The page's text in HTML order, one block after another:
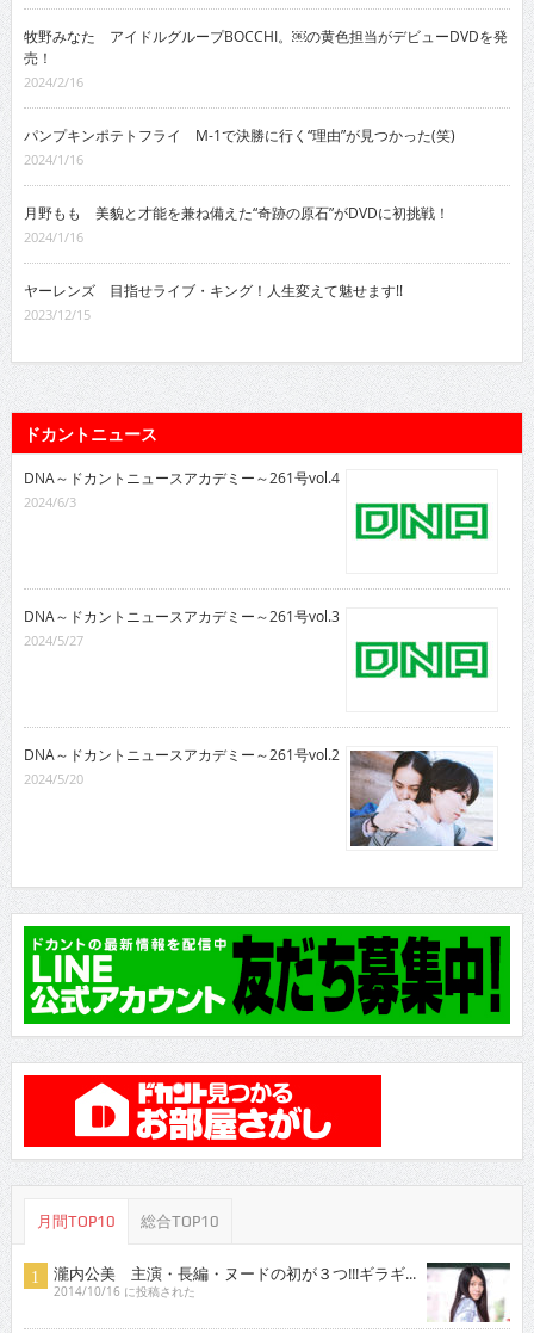
牧野みなた アイドルグループBOCCHI。￼の黄色担当がデビューDVDを発
売！
2024/2/16
パンプキンポテトフライ M-1で決勝に行く“理由”が見つかった(笑)
2024/1/16
月野もも 美貌と才能を兼ね備えた“奇跡の原石”がDVDに初挑戦！
2024/1/16
ヤーレンズ 目指せライブ・キング！人生変えて魅せます!!
2023/12/15
ドカントニュース
DNA～ドカントニュースアカデミー～261号vol.4
2024/6/3
DNA～ドカントニュースアカデミー～261号vol.3
2024/5/27
DNA～ドカントニュースアカデミー～261号vol.2
2024/5/20
月間TOP10 総合TOP10
瀧内公美 主演・長編・ヌードの初が３つ!!!ギラギ...
2014/10/16 に投稿された